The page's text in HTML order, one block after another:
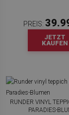
PREIS:
JETZT
KAUFEN
RUNDER VINYL
PARADIES-